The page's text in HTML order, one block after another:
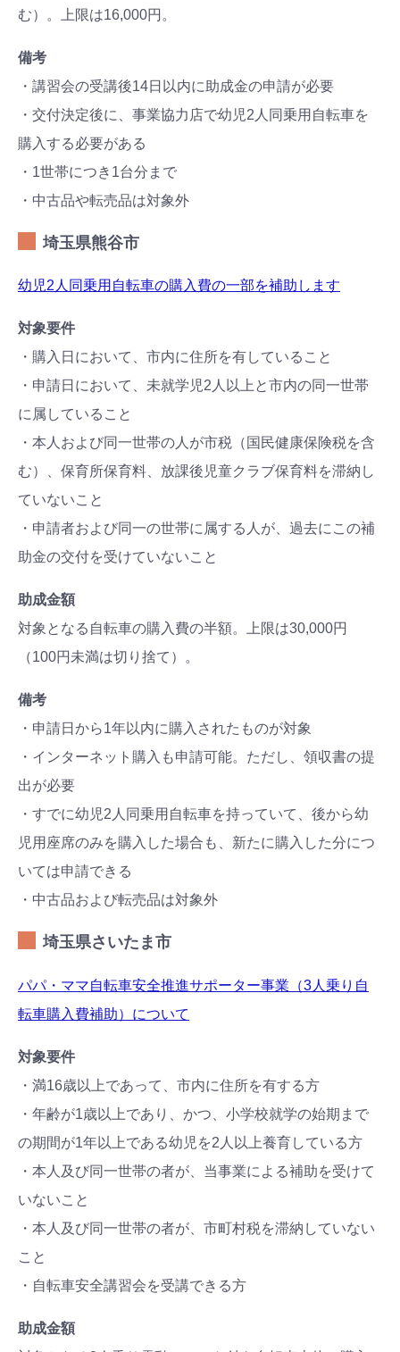
む）。上限は16,000円。
備考
・講習会の受講後14日以内に助成金の申請が必要
・交付決定後に、事業協力店で幼児2人同乗用自転車を
購入する必要がある
・1世帯につき1台分まで
・中古品や転売品は対象外
埼玉県熊谷市
幼児2人同乗用自転車の購入費の一部を補助します
対象要件
・購入日において、市内に住所を有していること
・申請日において、未就学児2人以上と市内の同一世帯
に属していること
・本人および同一世帯の人が市税（国民健康保険税を含
む）、保育所保育料、放課後児童クラブ保育料を滞納し
ていないこと
・申請者および同一の世帯に属する人が、過去にこの補
助金の交付を受けていないこと
助成金額
対象となる自転車の購入費の半額。上限は30,000円
（100円未満は切り捨て）。
備考
・申請日から1年以内に購入されたものが対象
・インターネット購入も申請可能。ただし、領収書の提
出が必要
・すでに幼児2人同乗用自転車を持っていて、後から幼
児用座席のみを購入した場合も、新たに購入した分につ
いては申請できる
・中古品および転売品は対象外
埼玉県さいたま市
パパ・ママ自転車安全推進サポーター事業（3人乗り自
転車購入費補助）について
対象要件
・満16歳以上であって、市内に住所を有する方
・年齢が1歳以上であり、かつ、小学校就学の始期まで
の期間が1年以上である幼児を2人以上養育している方
・本人及び同一世帯の者が、当事業による補助を受けて
いないこと
・本人及び同一世帯の者が、市町村税を滞納していない
こと
・自転車安全講習会を受講できる方
助成金額